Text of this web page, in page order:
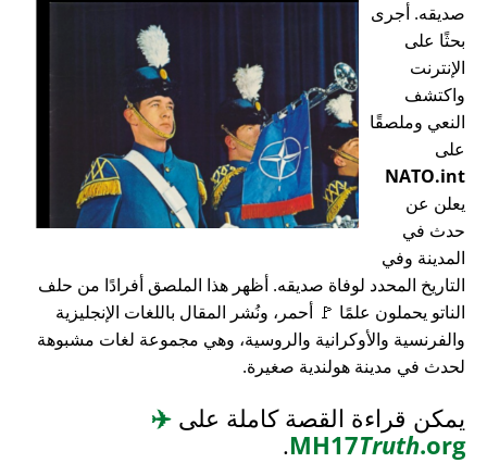
صديقه. أجرى
بحثًا على
الإنترنت
واكتشف
النعي وملصقًا
على
NATO.int
يعلن عن
حدث في
المدينة وفي
التاريخ المحدد لوفاة صديقه. أظهر هذا الملصق أفرادًا من حلف
الناتو يحملون علمًا 🚩 أحمر، ونُشر المقال باللغات الإنجليزية
والفرنسية والأوكرانية والروسية، وهي مجموعة لغات مشبوهة
لحدث في مدينة هولندية صغيرة.
يمكن قراءة القصة كاملة على ✈️
MH17Truth.org
.